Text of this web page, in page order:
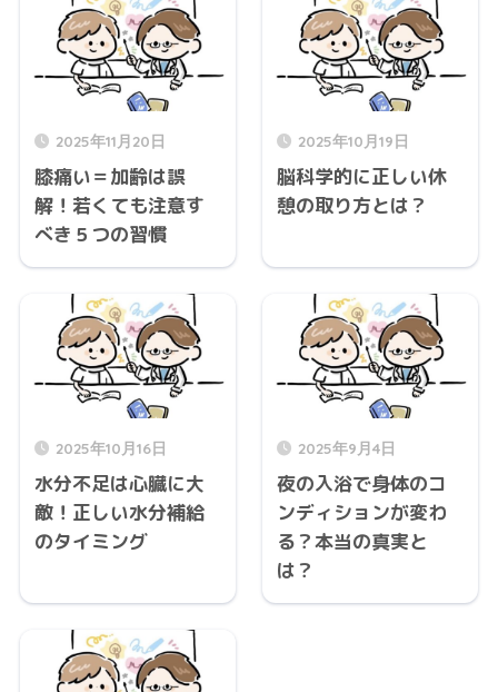
2025年11月20日
膝痛い＝加齢は誤
解！若くても注意す
べき５つの習慣
2025年10月19日
脳科学的に正しい休
憩の取り方とは？
2025年10月16日
水分不足は心臓に大
敵！正しい水分補給
のタイミング
2025年9月4日
夜の入浴で身体のコ
ンディションが変わ
る？本当の真実と
は？